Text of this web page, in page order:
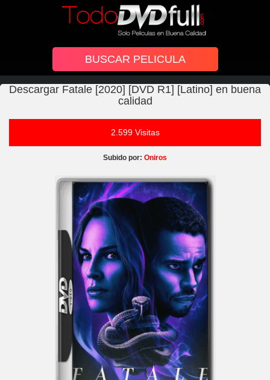
Descargar Fatale [2020] [DVD R1] [Latino] en buena
calidad
2.599 Visitas
Subido por: Oniros